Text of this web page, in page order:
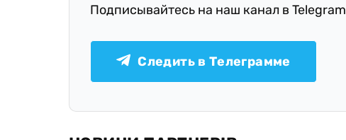
Подписывайтесь на наш канал в Telegram
Следить в Телеграмме